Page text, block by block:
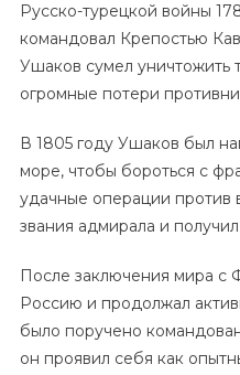
Русско-турецкой войны
командовал Крепостью
Ушаков сумел уничтожить
огромные потери
В 1805 году Ушаков был
море, чтобы бороться с
удачные операции против
звания адмирала и
После заключения мира с
Россию и продолжал
было поручено
он проявил себя как